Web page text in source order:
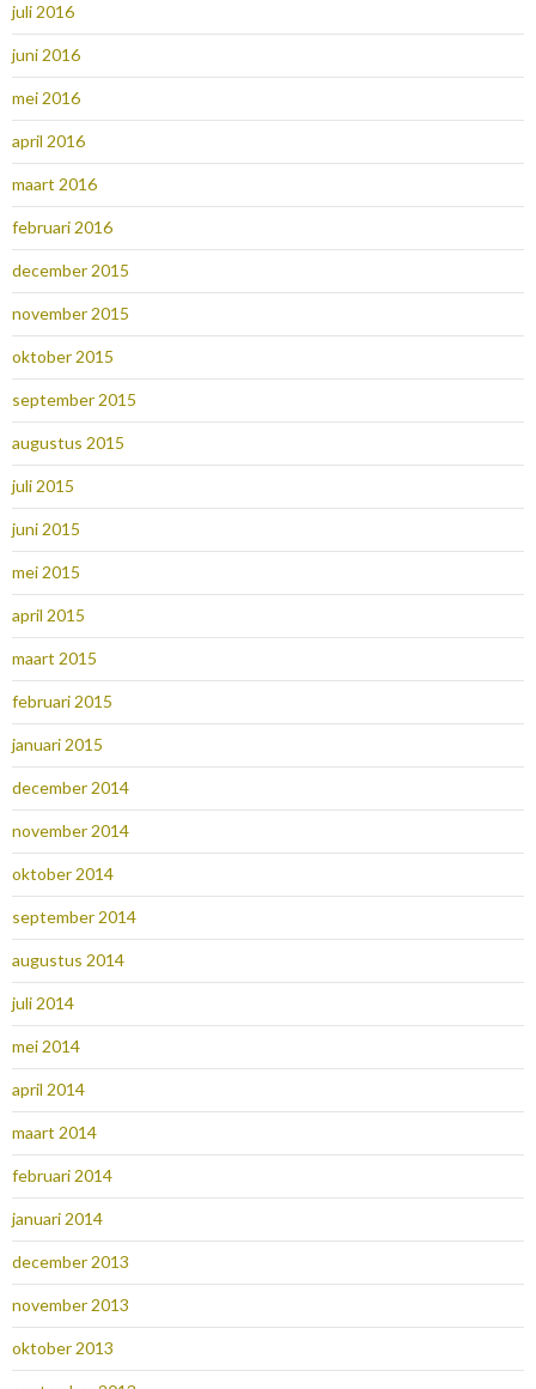
juli 2016
juni 2016
mei 2016
april 2016
maart 2016
februari 2016
december 2015
november 2015
oktober 2015
september 2015
augustus 2015
juli 2015
juni 2015
mei 2015
april 2015
maart 2015
februari 2015
januari 2015
december 2014
november 2014
oktober 2014
september 2014
augustus 2014
juli 2014
mei 2014
april 2014
maart 2014
februari 2014
januari 2014
december 2013
november 2013
oktober 2013